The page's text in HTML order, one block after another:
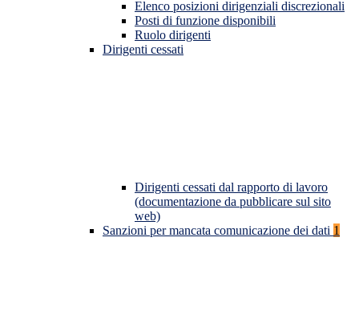
Elenco posizioni dirigenziali discrezionali
Posti di funzione disponibili
Ruolo dirigenti
Dirigenti cessati
Dirigenti cessati dal rapporto di lavoro
(documentazione da pubblicare sul sito
web)
Sanzioni per mancata comunicazione dei dati 1